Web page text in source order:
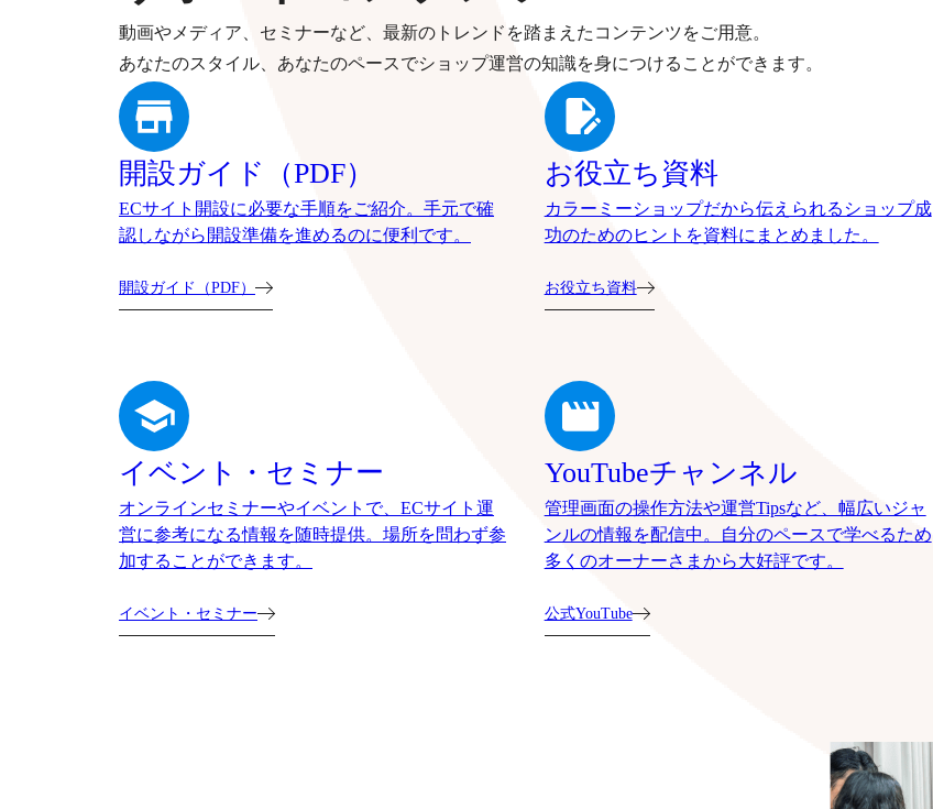
動画やメディア、セミナーなど、最新のトレンドを踏まえたコンテンツをご用意。
あなたのスタイル、あなたのペースでショップ運営の知識を身につけることができます。
開設ガイド（PDF）
ECサイト開設に必要な手順をご紹介。手元で確
認しながら開設準備を進めるのに便利です。
開設ガイド（PDF）
お役立ち資料
カラーミーショップだから伝えられるショップ成
功のためのヒントを資料にまとめました。
お役立ち資料
イベント・セミナー
オンラインセミナーやイベントで、ECサイト運
営に参考になる情報を随時提供。場所を問わず参
加することができます。
イベント・セミナー
YouTubeチャンネル
管理画面の操作方法や運営Tipsなど、幅広いジャ
ンルの情報を配信中。自分のペースで学べるため
多くのオーナーさまから大好評です。
公式YouTube